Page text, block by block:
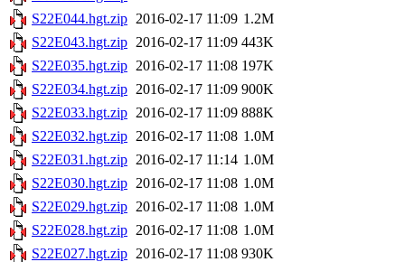
S22E044.hgt.zip 2016-02-17 11:09 1.2M
S22E043.hgt.zip 2016-02-17 11:09 443K
S22E035.hgt.zip 2016-02-17 11:08 197K
S22E034.hgt.zip 2016-02-17 11:09 900K
S22E033.hgt.zip 2016-02-17 11:09 888K
S22E032.hgt.zip 2016-02-17 11:08 1.0M
S22E031.hgt.zip 2016-02-17 11:14 1.0M
S22E030.hgt.zip 2016-02-17 11:08 1.0M
S22E029.hgt.zip 2016-02-17 11:08 1.0M
S22E028.hgt.zip 2016-02-17 11:08 1.0M
S22E027.hgt.zip 2016-02-17 11:08 930K